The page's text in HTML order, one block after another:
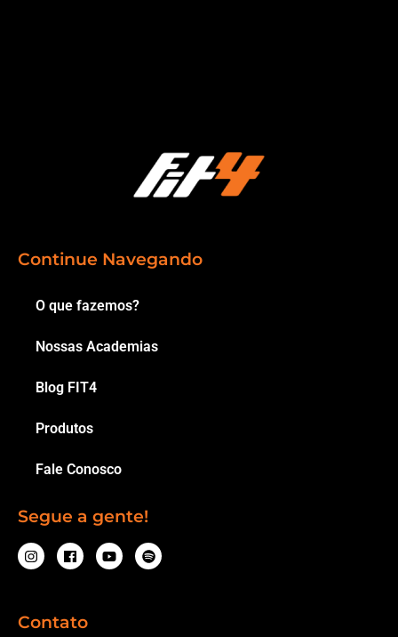
Continue Navegando
O que fazemos?
Nossas Academias
Blog FIT4
Produtos
Fale Conosco
Segue a gente!
Contato